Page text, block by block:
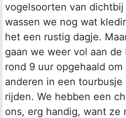
vogelsoorten van
wassen we nog wat
het een rustig dagje.
gaan we weer vol aan de
rond 9 uur opgehaald
anderen in een
rijden. We hebben een
ons, erg handig, want ze